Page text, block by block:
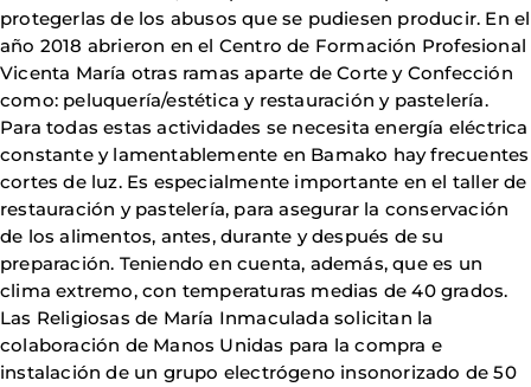
protegerlas de los abusos que se pudiesen producir. En el
año 2018 abrieron en el Centro de Formación Profesional
Vicenta María otras ramas aparte de Corte y Confección
como: peluquería/estética y restauración y pastelería.
Para todas estas actividades se necesita energía eléctrica
constante y lamentablemente en Bamako hay frecuentes
cortes de luz. Es especialmente importante en el taller de
restauración y pastelería, para asegurar la conservación
de los alimentos, antes, durante y después de su
preparación. Teniendo en cuenta, además, que es un
clima extremo, con temperaturas medias de 40 grados.
Las Religiosas de María Inmaculada solicitan la
colaboración de Manos Unidas para la compra e
instalación de un grupo electrógeno insonorizado de 50